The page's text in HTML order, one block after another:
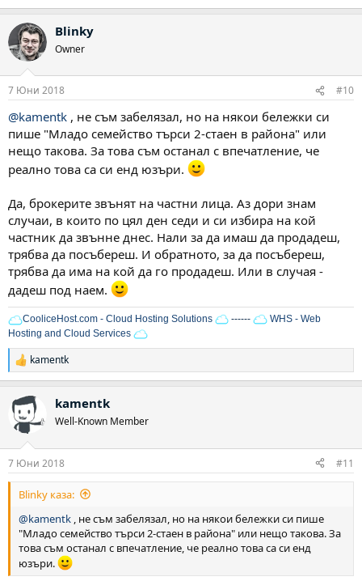
Blinky
Owner
7 Юни 2018 #10
@kamentk , не съм забелязал, но на някои бележки си
пише "Младо семейство търси 2-стаен в района" или
нещо такова. За това съм останал с впечатление, че
реално това са си енд юзъри.
Да, брокерите звънят на частни лица. Аз дори знам
случаи, в които по цял ден седи и си избира на кой
частник да звънне днес. Нали за да имаш да продадеш,
трябва да посъбереш. И обратното, за да посъбереш,
трябва да има на кой да го продадеш. Или в случая -
дадеш под наем.
CooliceHost.com - Cloud Hosting Solutions ------
WHS - Web
Hosting and Cloud Services
Р
е
к
ц
и
kamentk
kamentk
Well-Known Member
7 Юни 2018 #11
Blinky каза:
@kamentk , не съм забелязал, но на някои бележки си пише
"Младо семейство търси 2-стаен в района" или нещо такова. За
това съм останал с впечатление, че реално това са си енд
юзъри.